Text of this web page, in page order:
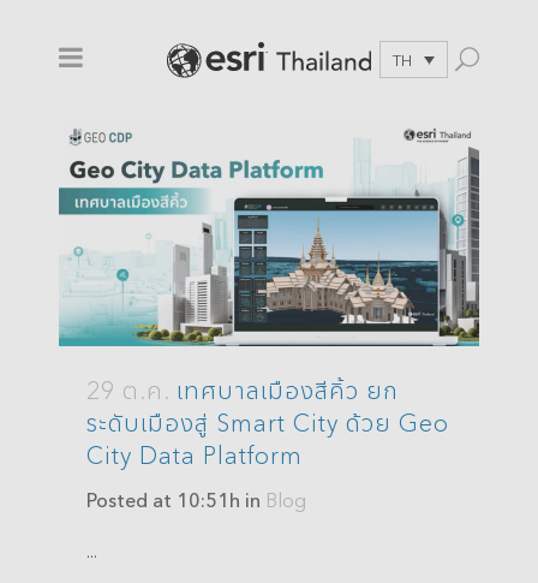
TH
29 ต.ค. เทศบาลเมืองสีคิ้ว ยก
ระดับเมืองสู่ Smart City ด้วย Geo
City Data Platform
Posted at 10:51h in Blog
...